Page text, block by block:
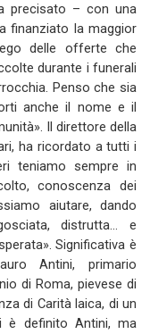
precisato – con una
finanziato la maggior
delle offerte che
durante i funerali
Penso che sia
anche il nome e il
Il direttore della
ha ricordato a tutti i
teniamo sempre in
conoscenza dei
aiutare, dando
distrutta… e
Significativa è
Antini, primario
di Roma, pievese di
di Carità laica, di un
è definito Antini, ma